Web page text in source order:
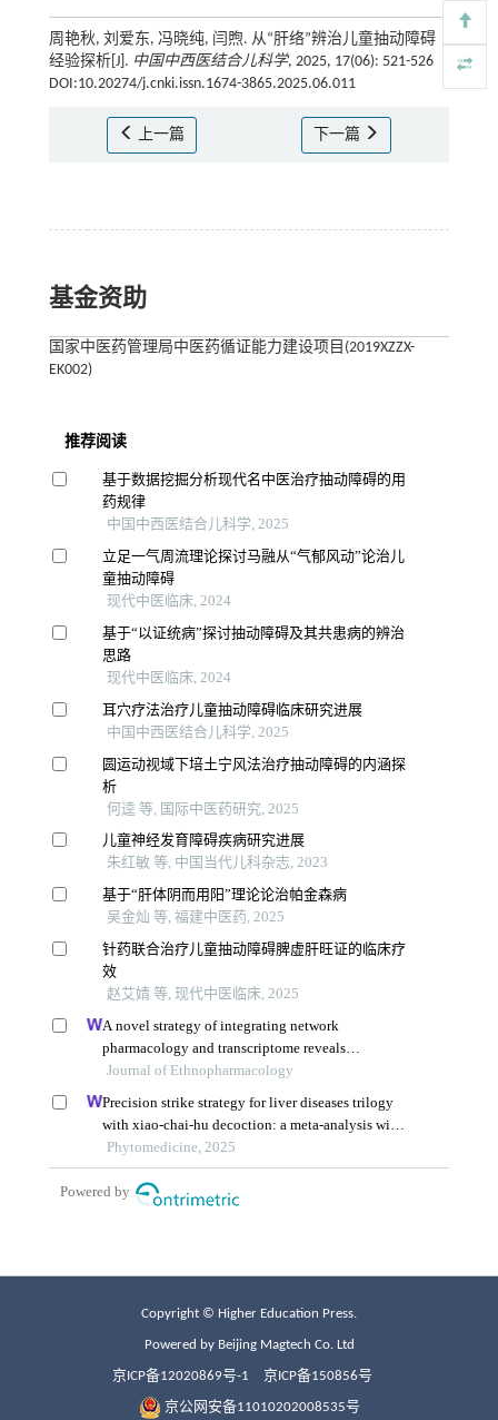
周艳秋, 刘爱东, 冯晓纯, 闫煦. 从“肝络”辨治儿童抽动障碍
经验探析[J]. 中国中西医结合儿科学, 2025, 17(06): 521-526
DOI:10.20274/j.cnki.issn.1674-3865.2025.06.011
上一篇 下一篇
基金资助
国家中医药管理局中医药循证能力建设项目(2019XZZX-
EK002)
Copyright © Higher Education Press.
Powered by Beijing Magtech Co. Ltd
京ICP备12020869号-1 京ICP备150856号
京公网安备11010202008535号